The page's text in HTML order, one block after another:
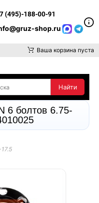
(495)-188-00-91
shop.ru
Ваша корзина пуста
6 болтов 6.75-